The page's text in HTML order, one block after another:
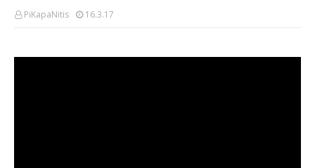
PiKapaNitis 16.3.17